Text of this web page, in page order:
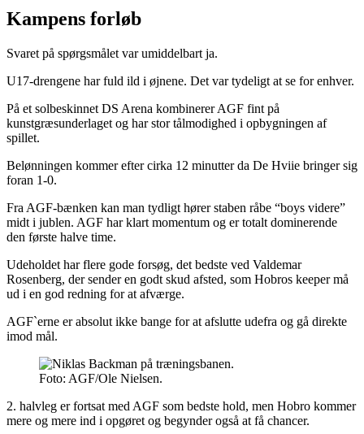
Kampens forløb
Svaret på spørgsmålet var umiddelbart ja.
U17-drengene har fuld ild i øjnene. Det var tydeligt at se for enhver.
På et solbeskinnet DS Arena kombinerer AGF fint på
kunstgræsunderlaget og har stor tålmodighed i opbygningen af
spillet.
Belønningen kommer efter cirka 12 minutter da De Hviie bringer sig
foran 1-0.
Fra AGF-bænken kan man tydligt hører staben råbe “boys videre”
midt i jublen. AGF har klart momentum og er totalt dominerende
den første halve time.
Udeholdet har flere gode forsøg, det bedste ved Valdemar
Rosenberg, der sender en godt skud afsted, som Hobros keeper må
ud i en god redning for at afværge.
AGF`erne er absolut ikke bange for at afslutte udefra og gå direkte
imod mål.
Foto: AGF/Ole Nielsen.
2. halvleg er fortsat med AGF som bedste hold, men Hobro kommer
mere og mere ind i opgøret og begynder også at få chancer.